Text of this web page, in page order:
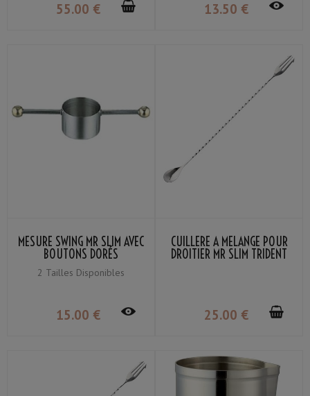
55.00 € 13.50 €
MESURE SWING MR SLIM AVEC
BOUTONS DORÉS
2 Tailles Disponibles
15.00 €
CUILLÈRE À MÉLANGE POUR
DROITIER MR SLIM TRIDENT
25.00 €